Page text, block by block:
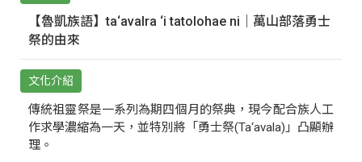
【魯凱族語】ta‘avalra ‘i tatolohae ni｜萬山部落勇士
祭的由來
文化介紹
傳統祖靈祭是一系列為期四個月的祭典，現今配合族人工
作求學濃縮為一天，並特別將「勇士祭(Ta‘avala)」凸顯辦
理。